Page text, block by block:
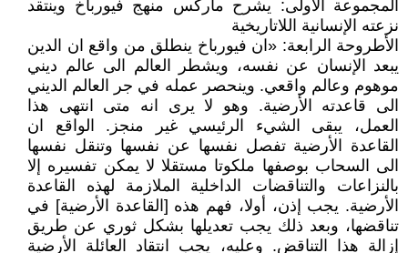
المجموعة الأولى: يشرح ماركس منهج فيورباخ وينتقد
نزعته الإنسانية اللاتاريخية
الأطروحة الرابعة: «ان فيورباخ ينطلق من واقع ان الدين
يبعد الإنسان عن نفسه، ويشطر العالم الى عالم ديني
موهوم وعالم واقعي. وينحصر عمله في جر العالم الديني
الى قاعدته الأرضية. وهو لا يرى انه متى انتهى هذا
العمل، يبقى الشيء الرئيسي غير منجز. الواقع ان
القاعدة الأرضية تفصل نفسها عن نفسها وتنقل نفسها
الى السحاب بوصفها ملكوتا مستقلا لا يمكن تفسيره إلا
بالنزاعات والتناقضات الداخلية الملازمة لهذه القاعدة
الأرضية. يجب إذن، أولا، فهم هذه [القاعدة الأرضية] في
تناقضها، وبعد ذلك يجب تعديلها بشكل ثوري عن طريق
إزالة هذا التناقض. وعليه، يجب انتقاد العائلة الأرضية